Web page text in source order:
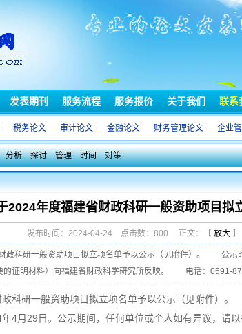
发表期刊 服务流程 服务报价 关于我们 联系
税务论文 审计论文 金融论文 财务管理论文 企业
分析 探讨 管理 时间 对策
2024年度福建省财政科研一般资助项目拟
发布时间：2024-04-24 点击数：800 正文：【 放大
政科研一般资助项目拟立项名单予以公示（见附件）。 公示
的证明材料）向福建省财政科学研究所反映。 电话：0591-
科研一般资助项目拟立项名单予以公示（见附件）。
月29日。公示期间，任何单位或个人如有异议，请